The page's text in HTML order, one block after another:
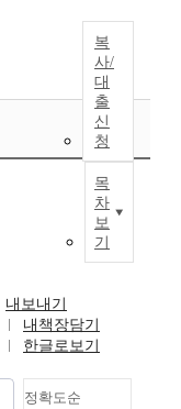
복
사/
대
출
신
청
목
차
보
기
내보내기
내책장담기
한글로보기
정확도순